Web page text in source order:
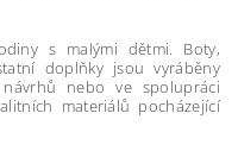
s malými dětmi. Boty,
doplňky jsou vyráběny
nebo ve spolupráci
materiálů pocházející